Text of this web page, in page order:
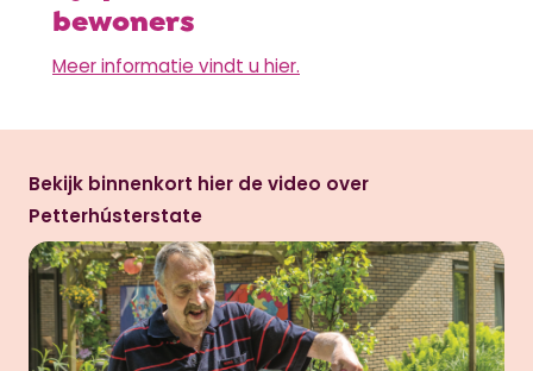
bewoners
Meer informatie vindt u hier.
Bekijk binnenkort hier de video over
Petterhústerstate